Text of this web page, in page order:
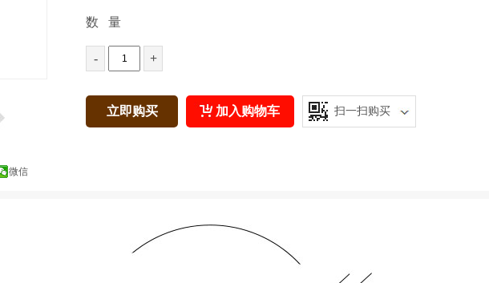
数 量
- +
立即购买 加入购物车 扫一扫购买
微信